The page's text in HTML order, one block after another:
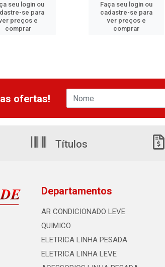
seu login ou
se para
preços e
comprar
Faça seu login ou
cadastre-se para
ver preços e
comprar
ofertas!
Títulos
Departamentos
AR CONDICIONADO LEVE
QUIMICO
ELETRICA LINHA PESADA
ELETRICA LINHA LEVE